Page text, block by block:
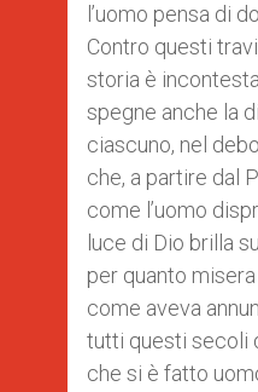
l’uomo pensa di
Contro questi
storia è
spegne anche la
ciascuno, nel
che, a partire dal
come l’uomo
luce di Dio brilla
per quanto
come aveva
tutti questi secoli
che si è fatto